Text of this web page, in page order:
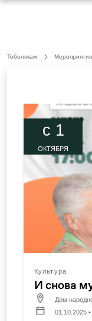
Тоболякам Мероприятия
c 1
ОКТЯБРЯ
Культура
И снова
Дом
01.10.2025